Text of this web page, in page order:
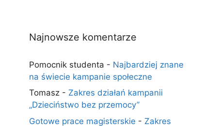
Najnowsze komentarze
Pomocnik studenta - Najbardziej znane
na świecie kampanie społeczne
Tomasz - Zakres działań kampanii
„Dzieciństwo bez przemocy”
Gotowe prace magisterskie - Zakres